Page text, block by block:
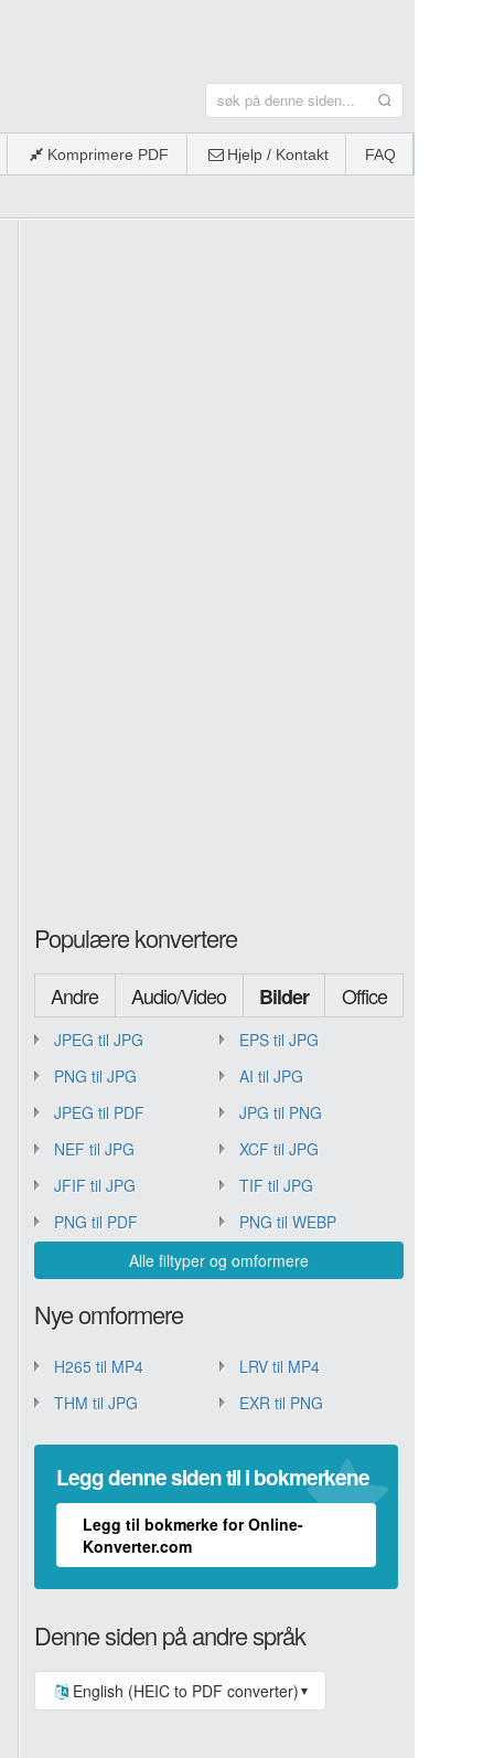
Komprimere PDF Hjelp / Kontakt FAQ
Populære konvertere
Andre Audio/Video Bilder Office
JPEG til JPG
EPS til JPG
PNG til JPG
AI til JPG
JPEG til PDF
JPG til PNG
NEF til JPG
XCF til JPG
JFIF til JPG
TIF til JPG
PNG til PDF
PNG til WEBP
Alle filtyper og omformere
Nye omformere
H265 til MP4
LRV til MP4
THM til JPG
EXR til PNG
Legg denne siden til i bokmerkene
Legg til bokmerke for Online-
Konverter.com
Denne siden på andre språk
English (HEIC to PDF converter) ▼